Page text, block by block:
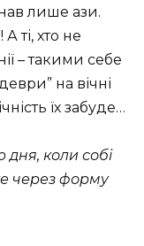
лише ази.
ті, хто не
– такими себе
на вічні
їх забуде…
дня, коли собі
через форму